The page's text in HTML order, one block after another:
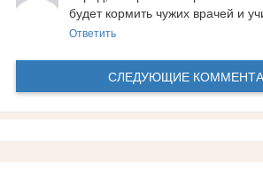
будет кормить чужих врачей и
Ответить
СЛЕДУЮЩИЕ